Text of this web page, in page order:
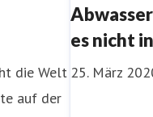
die Welt
auf der
es nicht
25. März